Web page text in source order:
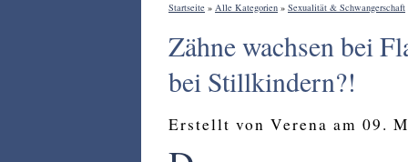
Startseite » Alle Kategorien » Sexualität & Schwangerschaft
Zähne wachsen bei
bei Stillkindern?!
Erstellt von Verena am 09.